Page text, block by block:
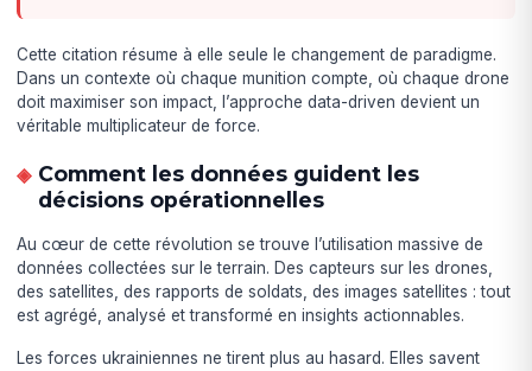
Cette citation résume à elle seule le changement de paradigme.
Dans un contexte où chaque munition compte, où chaque drone
doit maximiser son impact, l’approche data-driven devient un
véritable multiplicateur de force.
Comment les données guident les
décisions opérationnelles
Au cœur de cette révolution se trouve l’utilisation massive de
données collectées sur le terrain. Des capteurs sur les drones,
des satellites, des rapports de soldats, des images satellites : tout
est agrégé, analysé et transformé en insights actionnables.
Les forces ukrainiennes ne tirent plus au hasard. Elles savent